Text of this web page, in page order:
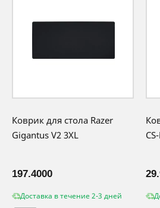
Коврик для стола Razer
Gigantus V2 3XL
197.4000
Доставка в течение 2-3 дней